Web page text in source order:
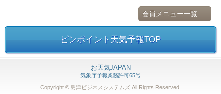
会員メニュー一覧
ピンポイント天気予報TOP
お天気JAPAN
気象庁予報業務許可65号
Copyright © 島津ビジネスシステムズ All Rights Reserved.